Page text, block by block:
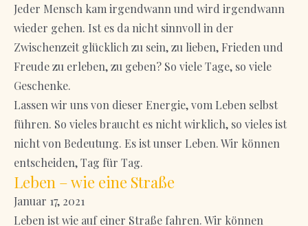
Jeder Mensch kam irgendwann und wird irgendwann
wieder gehen. Ist es da nicht sinnvoll in der
Zwischenzeit glücklich zu sein, zu lieben, Frieden und
Freude zu erleben, zu geben? So viele Tage, so viele
Geschenke.
Lassen wir uns von dieser Energie, vom Leben selbst
führen. So vieles braucht es nicht wirklich, so vieles ist
nicht von Bedeutung. Es ist unser Leben. Wir können
entscheiden, Tag für Tag.
Leben – wie eine Straße
Januar 17, 2021
Leben ist wie auf einer Straße fahren. Wir können